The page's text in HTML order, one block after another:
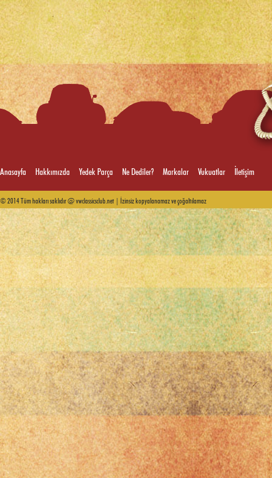
Anasayfa Hakkımızda Yedek Parça Ne Dediler? Markalar Vukuatlar İletişim
© 2014 Tüm hakları saklıdır @ vwclassicsclub.net | İzinsiz kopyalanamaz ve çoğaltılamaz